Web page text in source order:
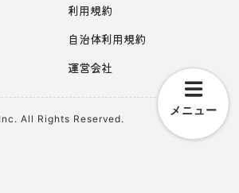
メニュー
利用規約
自治体利用規約
運営会社
All Rights Reserved.